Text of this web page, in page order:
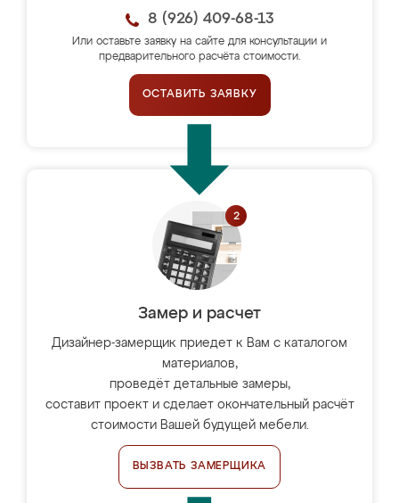
8 (926) 409-68-13
Или оставьте заявку на сайте для консультации и
предварительного расчёта стоимости.
ОСТАВИТЬ ЗАЯВКУ
Замер и расчет
Дизайнер-замерщик приедет к Вам с каталогом
материалов,
проведёт детальные замеры,
составит проект и сделает окончательный расчёт
стоимости Вашей будущей мебели.
ВЫЗВАТЬ ЗАМЕРЩИКА